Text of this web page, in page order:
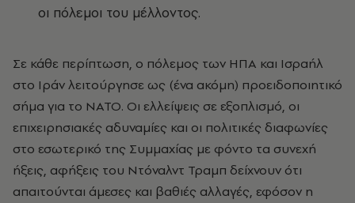
οι πόλεμοι του μέλλοντος.
Σε κάθε περίπτωση, ο πόλεμος των ΗΠΑ και Ισραήλ
στο Ιράν λειτούργησε ως (ένα ακόμη) προειδοποιητικό
σήμα για το ΝΑΤΟ. Οι ελλείψεις σε εξοπλισμό, οι
επιχειρησιακές αδυναμίες και οι πολιτικές διαφωνίες
στο εσωτερικό της Συμμαχίας με φόντο τα συνεχή
ήξεις, αφήξεις του Ντόναλντ Τραμπ δείχνουν ότι
απαιτούνται άμεσες και βαθιές αλλαγές, εφόσον η